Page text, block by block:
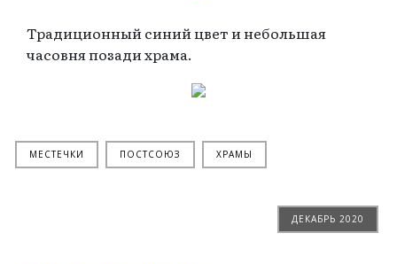
Традиционный синий цвет и небольшая
часовня позади храма.
МЕСТЕЧКИ ПОСТСОЮЗ ХРАМЫ
ДЕКАБРЬ 2020